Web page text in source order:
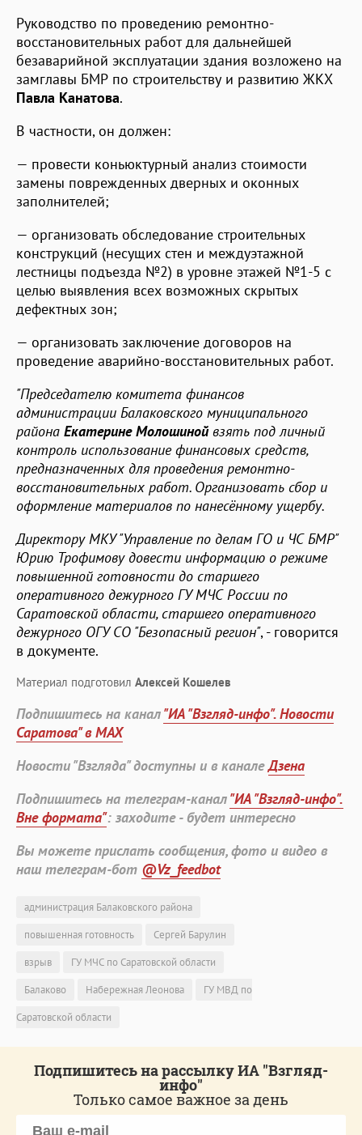
Руководство по проведению ремонтно-
восстановительных работ для дальнейшей
безаварийной эксплуатации здания возложено на
замглавы БМР по строительству и развитию ЖКХ
Павла Канатова.
В частности, он должен:
— провести коньюктурный анализ стоимости
замены поврежденных дверных и оконных
заполнителей;
— организовать обследование строительных
конструкций (несущих стен и междуэтажной
лестницы подъезда №2) в уровне этажей №1-5 с
целью выявления всех возможных скрытых
дефектных зон;
— организовать заключение договоров на
проведение аварийно-восстановительных работ.
"Председателю комитета финансов
администрации Балаковского муниципального
района Екатерине Молошинойвзять под личный
контроль использование финансовых средств,
предназначенных для проведения ремонтно-
восстановительных работ. Организовать сбор и
оформление материалов по нанесённому ущербу.
Директору МКУ "Управление по делам ГО и ЧС БМР"
Юрию Трофимову довести информацию о режиме
повышенной готовности до старшего
оперативного дежурного ГУ МЧС России по
Саратовской области, старшего оперативного
дежурного ОГУ СО "Безопасный регион", - говорится
в документе.
Материал подготовил Алексей Кошелев
Подпишитесь на канал"ИА "Взгляд-инфо". Новости
Саратова" в MAX
Новости "Взгляда" доступны и в каналеДзена
Подпишитесь на телеграм-канал"ИА "Взгляд-инфо".
Вне формата": заходите - будет интересно
Вы можете прислать сообщения, фото и видео в
наш телеграм-бот @Vz_feedbot
администрация Балаковского района
повышенная готовность
Сергей Барулин
взрыв
ГУ МЧС по Саратовской области
Балаково
Набережная Леонова
ГУ МВД по
Саратовской области
Подпишитесь на рассылку ИА "Взгляд-
инфо"
Только самое важное за день